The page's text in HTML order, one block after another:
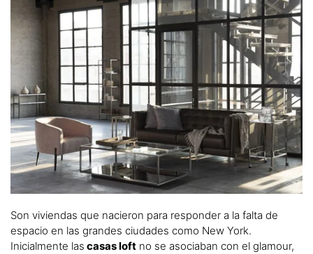
Son viviendas que nacieron para responder a la falta de
espacio en las grandes ciudades como New York.
Inicialmente las casas loft no se asociaban con el glamour,